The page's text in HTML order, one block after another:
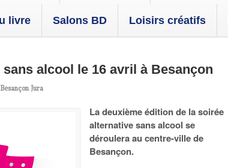
livre Salons BD Loisirs créatifs
alcool le 16 avril à Besançon
Besançon Jura
La deuxième édition de la soirée
alternative sans alcool se
déroulera au centre-ville de
Besançon.